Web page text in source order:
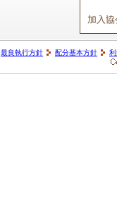
加入協
最良執行方針 配分基本方針